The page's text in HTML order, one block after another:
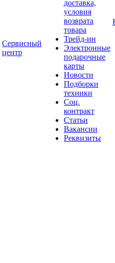
Сервисный
центр
доставка,
условия
возврата
товара
Трейд-ин
Электронные
подарочные
карты
Новости
Подборки
техники
Соц.
контракт
Статьи
Вакансии
Реквизиты